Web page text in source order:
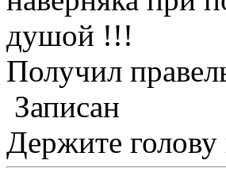
душой !!!
Получил
Записан
Держите